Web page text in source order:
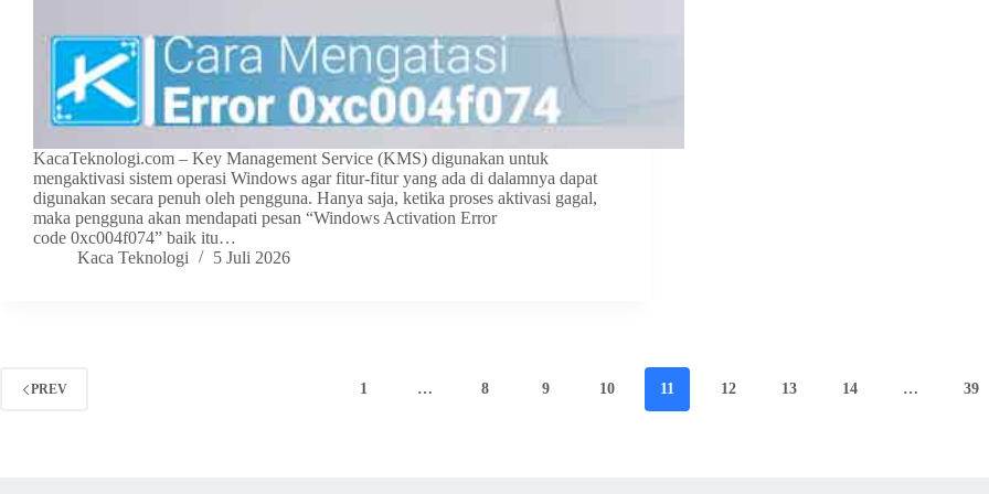
KacaTeknologi.com – Key Management Service (KMS) digunakan untuk
mengaktivasi sistem operasi Windows agar fitur-fitur yang ada di dalamnya dapat
digunakan secara penuh oleh pengguna. Hanya saja, ketika proses aktivasi gagal,
maka pengguna akan mendapati pesan “Windows Activation Error
code 0xc004f074” baik itu…
Kaca Teknologi
5 Juli 2026
PREV 1 … 8 9 10 11 12 13 14 … 39